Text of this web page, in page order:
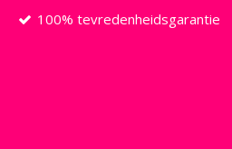
100% tevredenheidsgarantie